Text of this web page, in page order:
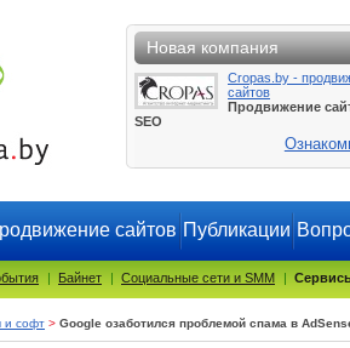
Новая компания
Cropas.by -
сайтов
Продвижение
SEO
сайтов Публикации
| Байнет | Социальные сети и SMM |
и софт > Google озаботился проблемой спама в